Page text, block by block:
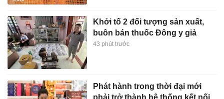
Khởi tố 2 đối tượng sản xuất,
buôn bán thuốc Đông y giả
43 phút trước
Phát hành trong thời đại mới
phải trở thành hệ thống kết nối